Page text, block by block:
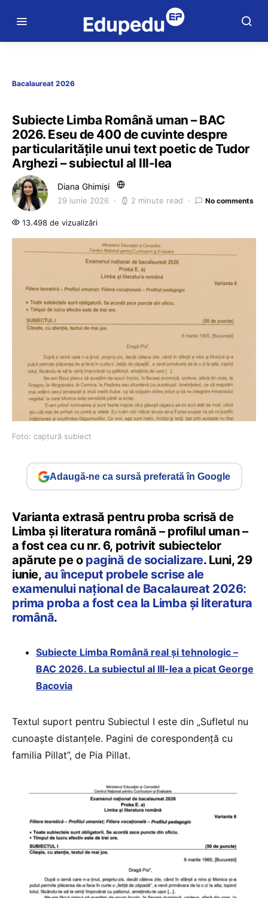
Bacalaureat 2026
Subiecte Limba Română uman – BAC
2026. Eseu de 400 de cuvinte despre
particularitățile unui text poetic de Tudor
Arghezi – subiectul al III-lea
Diana Ghimiși
29 iunie 2026 2 minute read No comments
13.498 de vizualizări
Foto: captură subiect
Adaugă-ne ca sursă preferată în Google
Varianta extrasă pentru proba scrisă de
Limba și literatura română – profilul uman –
a fost cea cu nr. 6, potrivit subiectelor
apărute pe o pagină de socializare. Luni, 29
iunie, au început probele scrise ale
examenului național de Bacalaureat 2026:
prima proba a fost cea la Limba și literatura
română.
Subiecte Limba Română real și tehnologic –
BAC 2026. La subiectul al III-lea a picat George
Bacovia
Textul suport pentru Subiectul I este din „Sufletul nu
cunoaște distanțele. Pagini de corespondență cu
familia Pillat”, de Pia Pillat.